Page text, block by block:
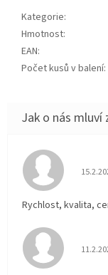
Kategorie:
Hmotnost:
EAN:
Počet kusů v balení:
Rychlost, kvalita,